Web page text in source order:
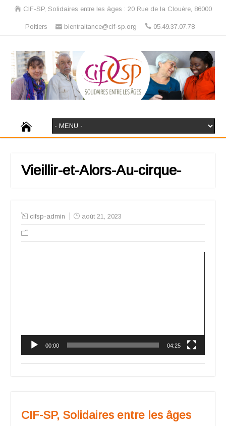
CIF-SP, Solidaires entre les âges : 20 Rue de la Clouère, 86000
Poitiers bientraitance@cif-sp.org 05.49.37.07.78
Vieillir-et-Alors-Au-cirque-
cifsp-admin août 21, 2023
00:00 04:25
CIF-SP, Solidaires entre les âges